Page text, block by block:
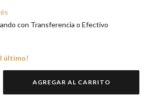
con Transferencia o Efectivo
último!